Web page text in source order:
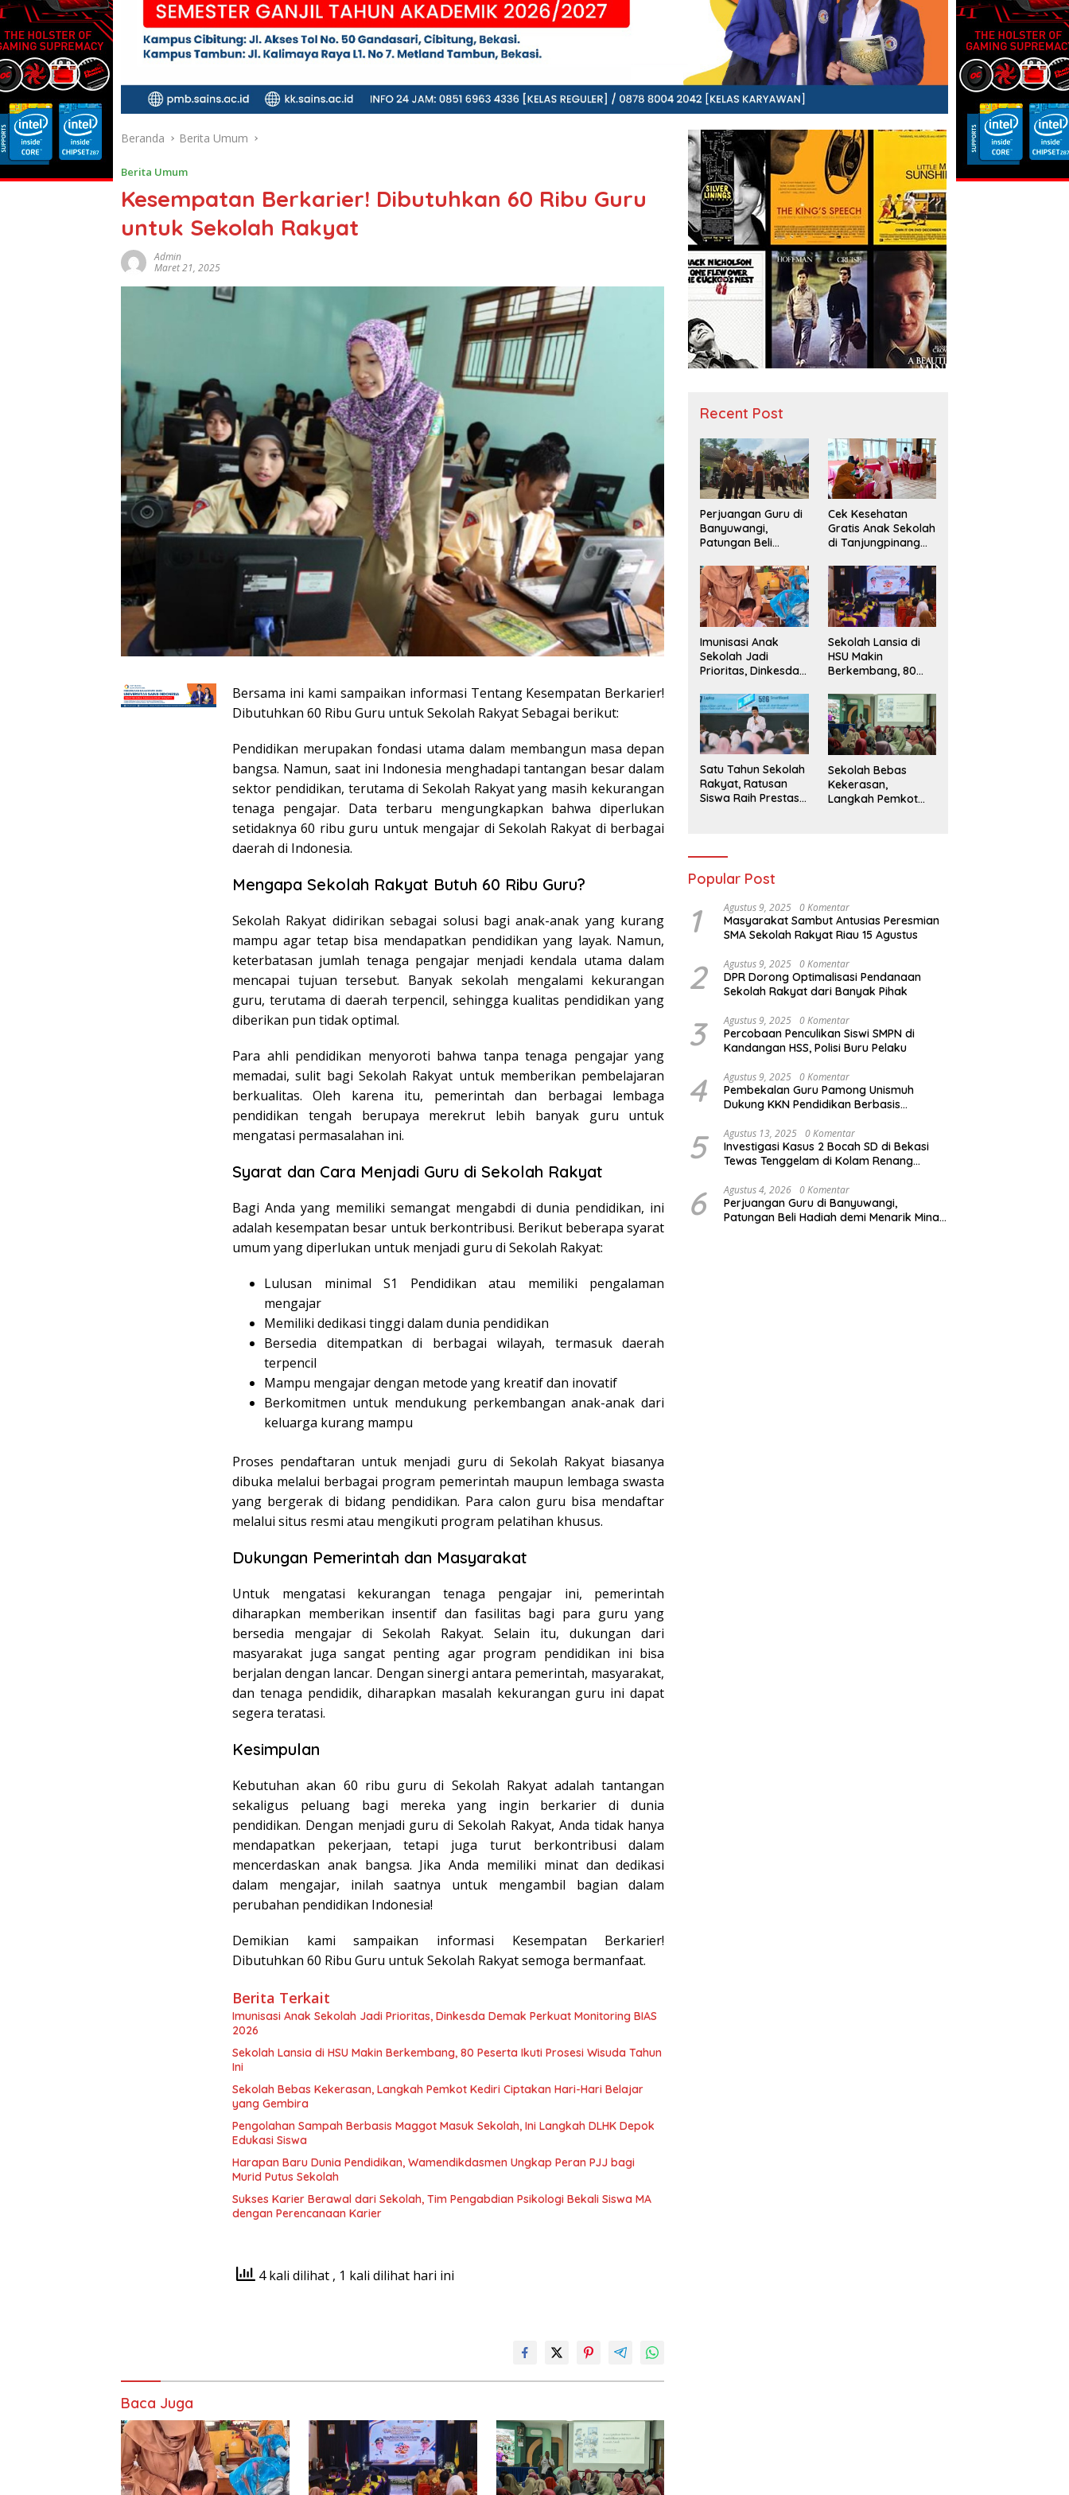
Beranda Berita Umum
Berita Umum
Kesempatan Berkarier! Dibutuhkan 60 Ribu Guru
untuk Sekolah Rakyat
Admin
Maret 21, 2025
Bersama ini kami sampaikan informasi Tentang Kesempatan Berkarier!
Dibutuhkan 60 Ribu Guru untuk Sekolah Rakyat Sebagai berikut:
Pendidikan merupakan fondasi utama dalam membangun masa depan
bangsa. Namun, saat ini Indonesia menghadapi tantangan besar dalam
sektor pendidikan, terutama di Sekolah Rakyat yang masih kekurangan
tenaga pengajar. Data terbaru mengungkapkan bahwa diperlukan
setidaknya 60 ribu guru untuk mengajar di Sekolah Rakyat di berbagai
daerah di Indonesia.
Mengapa Sekolah Rakyat Butuh 60 Ribu Guru?
Sekolah Rakyat didirikan sebagai solusi bagi anak-anak yang kurang
mampu agar tetap bisa mendapatkan pendidikan yang layak. Namun,
keterbatasan jumlah tenaga pengajar menjadi kendala utama dalam
mencapai tujuan tersebut. Banyak sekolah mengalami kekurangan
guru, terutama di daerah terpencil, sehingga kualitas pendidikan yang
diberikan pun tidak optimal.
Para ahli pendidikan menyoroti bahwa tanpa tenaga pengajar yang
memadai, sulit bagi Sekolah Rakyat untuk memberikan pembelajaran
berkualitas. Oleh karena itu, pemerintah dan berbagai lembaga
pendidikan tengah berupaya merekrut lebih banyak guru untuk
mengatasi permasalahan ini.
Syarat dan Cara Menjadi Guru di Sekolah Rakyat
Bagi Anda yang memiliki semangat mengabdi di dunia pendidikan, ini
adalah kesempatan besar untuk berkontribusi. Berikut beberapa syarat
umum yang diperlukan untuk menjadi guru di Sekolah Rakyat:
Lulusan minimal S1 Pendidikan atau memiliki pengalaman
mengajar
Memiliki dedikasi tinggi dalam dunia pendidikan
Bersedia ditempatkan di berbagai wilayah, termasuk daerah
terpencil
Mampu mengajar dengan metode yang kreatif dan inovatif
Berkomitmen untuk mendukung perkembangan anak-anak dari
keluarga kurang mampu
Proses pendaftaran untuk menjadi guru di Sekolah Rakyat biasanya
dibuka melalui berbagai program pemerintah maupun lembaga swasta
yang bergerak di bidang pendidikan. Para calon guru bisa mendaftar
melalui situs resmi atau mengikuti program pelatihan khusus.
Dukungan Pemerintah dan Masyarakat
Untuk mengatasi kekurangan tenaga pengajar ini, pemerintah
diharapkan memberikan insentif dan fasilitas bagi para guru yang
bersedia mengajar di Sekolah Rakyat. Selain itu, dukungan dari
masyarakat juga sangat penting agar program pendidikan ini bisa
berjalan dengan lancar. Dengan sinergi antara pemerintah, masyarakat,
dan tenaga pendidik, diharapkan masalah kekurangan guru ini dapat
segera teratasi.
Kesimpulan
Kebutuhan akan 60 ribu guru di Sekolah Rakyat adalah tantangan
sekaligus peluang bagi mereka yang ingin berkarier di dunia
pendidikan. Dengan menjadi guru di Sekolah Rakyat, Anda tidak hanya
mendapatkan pekerjaan, tetapi juga turut berkontribusi dalam
mencerdaskan anak bangsa. Jika Anda memiliki minat dan dedikasi
dalam mengajar, inilah saatnya untuk mengambil bagian dalam
perubahan pendidikan Indonesia!
Demikian kami sampaikan informasi Kesempatan Berkarier!
Dibutuhkan 60 Ribu Guru untuk Sekolah Rakyat semoga bermanfaat.
Berita Terkait
Imunisasi Anak Sekolah Jadi Prioritas, Dinkesda Demak Perkuat Monitoring BIAS
2026
Sekolah Lansia di HSU Makin Berkembang, 80 Peserta Ikuti Prosesi Wisuda Tahun
Ini
Sekolah Bebas Kekerasan, Langkah Pemkot Kediri Ciptakan Hari-Hari Belajar
yang Gembira
Pengolahan Sampah Berbasis Maggot Masuk Sekolah, Ini Langkah DLHK Depok
Edukasi Siswa
Harapan Baru Dunia Pendidikan, Wamendikdasmen Ungkap Peran PJJ bagi
Murid Putus Sekolah
Sukses Karier Berawal dari Sekolah, Tim Pengabdian Psikologi Bekali Siswa MA
dengan Perencanaan Karier
4 kali dilihat , 1 kali dilihat hari ini
Baca Juga
Recent Post
Perjuangan Guru di
Banyuwangi,
Patungan Beli
Menarik Minat Siswa
ke SD Negeri
Cek Kesehatan
Gratis Anak Sekolah
di Tanjungpinang
Siswa
Imunisasi Anak
Sekolah Jadi
Prioritas, Dinkesda
Monitoring BIAS
2026
Sekolah Lansia di
HSU Makin
Berkembang, 80
Wisuda Tahun Ini
Satu Tahun Sekolah
Rakyat, Ratusan
Siswa Raih Prestasi
Sekolah Bebas
Kekerasan,
Langkah Pemkot
Popular Post
1 Agustus 9, 2025 0 Komentar
Masyarakat Sambut Antusias Peresmian
SMA Sekolah Rakyat Riau 15 Agustus
2 Agustus 9, 2025 0 Komentar
DPR Dorong Optimalisasi Pendanaan
Sekolah Rakyat dari Banyak Pihak
3 Agustus 9, 2025 0 Komentar
Percobaan Penculikan Siswi SMPN di
Kandangan HSS, Polisi Buru Pelaku
4 Agustus 9, 2025 0 Komentar
Pembekalan Guru Pamong Unismuh
Dukung KKN Pendidikan Berbasis
5 Agustus 13, 2025 0 Komentar
Investigasi Kasus 2 Bocah SD di Bekasi
Tewas Tenggelam di Kolam Renang
6 Agustus 4, 2026 0 Komentar
Perjuangan Guru di Banyuwangi,
Patungan Beli Hadiah demi Menarik Minat